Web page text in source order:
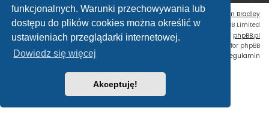
funkcjonalnych. Warunki przechowywania lub
dostępu do plików cookies można określić w
ustawieniach przeglądarki internetowej.
Dowiedz się więcej
Akceptuję!
Flat Style by
Ian Bradley
Technologię dostarczaphpBB® Forum Software © phpBB Limited
Polski pakiet językowy dostarcza phpBB.pl
extension for phpBB
Regulamin